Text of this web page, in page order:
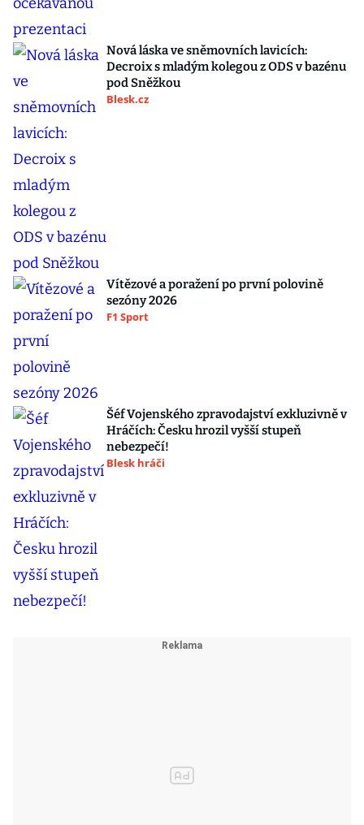
Nová láska ve sněmovních lavicích:
Decroix s mladým kolegou z ODS v bazénu
pod Sněžkou
Blesk.cz
Vítězové a poražení po první polovině
sezóny 2026
F1 Sport
Šéf Vojenského zpravodajství exkluzivně v
Hráčích: Česku hrozil vyšší stupeň
nebezpečí!
Blesk hráči